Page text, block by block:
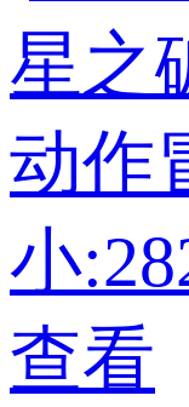
星之
动作
小
查看